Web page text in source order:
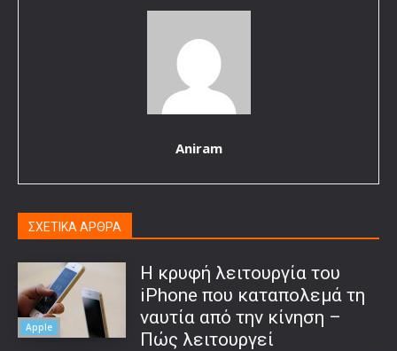
Aniram
ΣΧΕΤΙΚΑ ΑΡΘΡΑ
Apple
Η κρυφή λειτουργία του
iPhone που καταπολεμά τη
ναυτία από την κίνηση –
Πώς λειτουργεί